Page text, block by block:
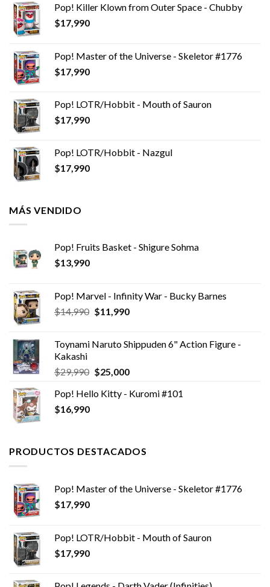
Pop! Killer Klown from Outer Space - Chubby
$17,990
Pop! Master of the Universe - Skeletor #1776
$17,990
Pop! LOTR/Hobbit - Mouth of Sauron
$17,990
Pop! LOTR/Hobbit - Nazgul
$17,990
MÁS VENDIDO
Pop! Fruits Basket - Shigure Sohma
$13,990
Pop! Marvel - Infinity War - Bucky Barnes
$14,990 El
era:
$11,990El
es:
Toynami Naruto Shippuden 6" Action Figure -
Kakashi
$29,990 El
original
$25,000El
actual
Pop! Hello Kitty - Kuromi #101
$16,990
PRODUCTOS DESTACADOS
Pop! Master of the Universe - Skeletor #1776
$17,990
Pop! LOTR/Hobbit - Mouth of Sauron
$17,990